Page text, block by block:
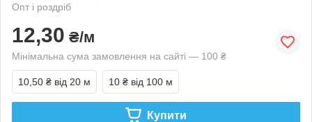
Опт і роздріб
12,30 ₴/м
Мінімальна сума замовлення на сайті — 100 ₴
10,50 ₴ від 20 м 10 ₴ від 100 м
Купити